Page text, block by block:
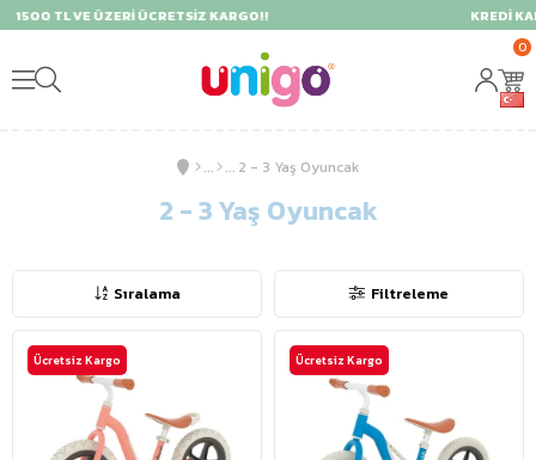
KREDİ KARTINA 9 TAKSİT AVANTAJI ( VADE FARKSIZ 2
0
2 - 3 Yaş Oyuncak
2 - 3 Yaş Oyuncak
Filtreleme
Sıralama
Ücretsiz Kargo Ücretsiz Kargo